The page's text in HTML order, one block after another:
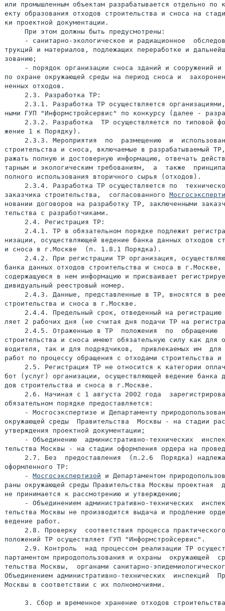
или промышленным объектам разрабатывается отдельно по
екту образования отходов строительства и сноса на
ки проектной документации.
     При этом должны быть предусмотрены:
- санитарно-экологическое и радиационное
трукций и материалов, подлежащих переработке и
зованию;
- порядок организации сноса зданий и сооружений и
по охране окружающей среды на период сноса и
ненных отходов.
     2.3. Разработка ТР:
2.3.1. Разработка ТР осуществляется
ными ГУП "Информстройсервис" по конкурсу (далее -
2.3.2. Разработка  ТР осуществляется по типовой
жение 1 к Порядку).
2.3.3. Мероприятия  по  размещению  и
строительства и сноса, включаемые в разрабатываемый
ражать полную и достоверную информацию, отвечать
тарным и экологическим требованиям,  а  также
полного использования вторичного сырья (отходов).
2.3.4. Разработка ТР осуществляется по
заказчика строительства,  согласованного
новании договоров на разработку ТР, заключенными
тельства с разработчиками.
     2.4. Регистрация ТР:
2.4.1. ТР в обязательном порядке подлежит
низации, осуществляющей ведение банка данных отходов
и сноса в г.Москве  (п. 1.8.1 Порядка).
2.4.2. При регистрации ТР организация,
банка данных отходов строительства и сноса в г.Москве,
содержащуюся в нем информацию и присваивает
дивидуальный реестровый номер.
2.4.3. Данные, представленные в ТР, вносятся в
строительства и сноса в г.Москве.
2.4.4. Предельный срок, отведенный на регистрацию
ляет 2 рабочих дня (не считая дня подачи ТР на
2.4.5. Отраженные в ТР  положения  по  обращению
строительства и сноса имеют обязательную силу как для
водителя, так и для подрядчиков,  привлекаемых им  для
работ по процессу обращения с отходами строительства
2.5. Регистрация ТР не относится к категории
бот (услуг) организации, осуществляющей ведение банка
дов строительства и сноса в г.Москве.
2.6. Начиная с 1 августа 2002 года
обязательном порядке предоставляется:
- Мосгосэкспертизе и Департаменту
окружающей среды  Правительства  Москвы - на стадии
утверждения проектной документации;
- Объединению  административно-технических
тельства Москвы - на стадии оформления ордера на
2.7. Без  предоставления  (п.2.6  Порядка)
оформленного ТР:
     -
Мосгосэкспертизой и Департаментом природопользования и  ох-
раны окружающей среды Правительства Москвы проектная  документация
не принимается к рассмотрению и утверждению;
     - Объединением административно-технических  инспекций  Прави-
тельства Москвы не производится выдача и продление ордеров на про-
ведение работ.
     2.8. Проверку  соответствия процесса практического выполнения
положений ТР осуществляет ГУП "Информстройсервис".
     2.9. Контроль  над процессом реализации ТР осуществляется Де-
партаментом природопользования и охраны  окружающей  среды  Прави-
тельства Москвы,  органами санитарно-эпидемиологического надзора и
Объединением административно-технических  инспекций  Правительства
Москвы в соответствии с их полномочиями.

     3. Сбор и временное хранение отходов строительства и сноса.

     3.1. Отходопроизводители обязаны осуществлять раздельный сбор
(сортировку) и временное хранение (складирование)  отходов  строи-
тельства и сноса, подлежащих переработке и дальнейшему использова-
нию, по совокупности позиций, имеющих единое направление использо-
вания (приложение 2 к Порядку),  а также раздельный сбор и времен-
ное хранение (складирование) отходов строительства и сноса, подле-
жащих захоронению по классам опасности.
     3.2. Раздельный сбор (сортировка) образующихся отходов строи-
тельства и сноса должен осуществляться преимущественно механизиро-
ванным способом.
     Допускается ручная сортировка образующихся отходов строитель-
ства и сноса при условии соблюдения действующих  санитарных  норм,
экологических требований и правил техники безопасности.
     3.3. Предельный срок содержания образующихся  отходов  строи-
тельства и  сноса  в местах временного хранения (складирования) не
должен превышать 7 календарных дней.
     3.4. Места временного хранения (складирования) отходов строи-
тельства и сноса (далее - места хранения) должны отвечать  следую-
щим требованиям:
     - места хранения должны располагаться непосредственно на тер-
ритории объекта  образования  отходов  строительства и сноса или в
непосредственной близости от него на участке,  арендованном  отхо-
допроизводителем под  указанные цели у собственника (пользователя)
такого участка;
     - размер  (площадь) места хранения определяется расчетным пу-
тем, позволяющим распределить весь объем временного хранения обра-
зующихся отходов строительства и сноса на площади места хранения с
нагрузкой не более 3 т/кв.м;
     - места хранения должны иметь ограждение по периметру площад-
ки в соответствии с ГОСТ 25407-78 "Ограждения  инвентарные  строи-
тельных площадок и участков производства строительно-монтажных ра-
бот";
     - места хранения должны быть оборудованы таким образом, чтобы
исключить загрязнение  отходами строительства и сноса почвы и поч-
венного слоя;
     - освещение мест хранения в темное время суток  должно  отве-
чать требованиям  ГОСТ  12.1.046-85  "Нормы освещения строительных
площадок";
     - размещение  отходов в местах хранения должно осуществляться
с соблюдением действующих экологических, санитарных, противопожар-
ных норм и правил техники безопасности,  а также способом, обеспе-
чивающим возможность беспрепятственной погрузки  каждой  отдельной
позиции отходов строительства и сноса на автотранспорт для их уда-
ления (вывоза) с территории объекта образования отходов строитель-
ства и сноса;
     - для раздельного складирования габаритных отходов строитель-
ства и сноса (по позициям, классам опасности и последующему назна-
чению: переработка, захоронение или обезвреживание) места хранения
должны быть  оборудованы  бункерами-накопителями  объемом не менее
2,0 куб.м в необходимом количестве;
     - раздельное  складирование  негабаритных отходов (НГСО),  не
относящихся к опасным,  осуществляется на открытых  площадях  мест
хранения;
     - к местам хранения должен быть исключен  доступ  посторонних
лиц, не имеющих отношения к процессу обращения отходов или контро-
лю за указанным процессом.
     3.5. Отходопроизводитель  ведет журнал учета размещения отхо-
дов строительства и сноса в местах хранения и их удаления (вывоза)
с объектов образования по приведенной ниже форме:

                           ЖУРНАЛ УЧЕТА
              размещения в местах временного хранения
         и удаления (вывоза) отходов строительства и сноса
+-------+---------------+-----+-------+-----+--------+-----------+
| Дата  |Наименование   |Класс|Объем  |Дата |Наимено-|  Пункт    |
|образо-|позиции отходов|опас-|образо-|выво-| вание  |назначения |
| вания |               |ности|вания  | за  |отходо- |(наимено-  |
|       |               |     |(куб.м)|     |перевоз-|   вание,  |
|       |               |     |       |     |  чика  |месторас-  |
|       |               |     |       |     |        |положение) |
+-------+---------------+-----+-------+-----+--------+-----------+
|   1   |        2      |  3  |   4   |  5  |   6    |     7     |
+-------+---------------+-----+-------+-----+--------+-----------+
+-------+---------------+-----+-------+-----+--------+-----------+
     К данным по столбцу 7, после завершения мероприятия по вывозу
отходов строительства и сноса, прилагаются сопроводительные талоны
отходов строительства и сноса (образец талона - приложение 3 к По-
рядку), отмеченные отходополучателями.
     3.6. Отходопроизводитель несет ответственность в порядке, ус-
тановленном действующим законодательством,  за соблюдение экологи-
ческих, санитарных и противопожарных норм при  сборе  и  временном
хранении отходов  строительства и сноса,  а также за учет образую-
щихся отходов строительства и сноса и сохранность их  свойств  как
вторичного сырья в течение всего периода временного хранения отхо-
дов строительства и сноса.
     4. Перевозка отходов строительства и сноса.

     4.1. Удаление (вывоз) отходов строительства и сноса с  объек-
тов образования  и мест хранения осуществляется самим отходопроиз-
водителем, либо отходоперевозчиками, с которыми отходопроизводите-
лем заключен договор на вывоз отходов.
     4.2. Автотранспортные средства,  задействуемые при  перевозке
негабаритных отходов  строительства и сноса навалом,  должны отве-
чать требованиям Положения о порядке эксплуатации автотранспортных
средств, осуществляющих перевозку грузов навалом,  а также различ-
ных видов отходов, мусора и других подобных грузов в г.Москве, ут-
вержденных распоряжением первого заместителя Премьера Правительст-
ва Москвы от 29.10.99 N 878-РЗП "Об утверждении Положения о поряд-
ке эксплуатации автотранспортных средств, осуществляющих перевозку
грузов навалом,  а также различных видов отходов,  мусора и других
подобных грузов в г.Москве".
     4.3. Бункеры-накопители отходов строительства и сноса, не ос-
нащенные крышкой,  при  их  перемещении должны оснащаться тентовым
укрытием. К тентовым укрытиям  бункеров-накопителей  предъявляются
требования аналогичные изложенным в п.2.5 Положения о порядке экс-
плуатации автотранспортных средств,  осуществляющих перевозку гру-
зов навалом,  а также различных видов отходов, мусора и других по-
добных грузов в г.Москве.  Обязанности по оснащению вывозимых бун-
керов-накопителей тентовыми  укрытиями несут отходоперевозчики.
     4.4. Вывоз отходов строительства и сноса с объектов образова-
ния отходов